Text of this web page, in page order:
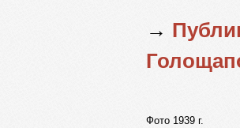
→
Фото 1939 г.